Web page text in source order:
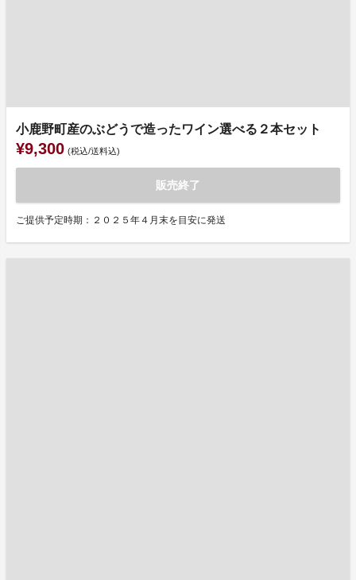
小鹿野町産のぶどうで造ったワイン選べる２本セット
¥9,300 (税込/送料込)
販売終了
ご提供予定時期：２０２５年４月末を目安に発送